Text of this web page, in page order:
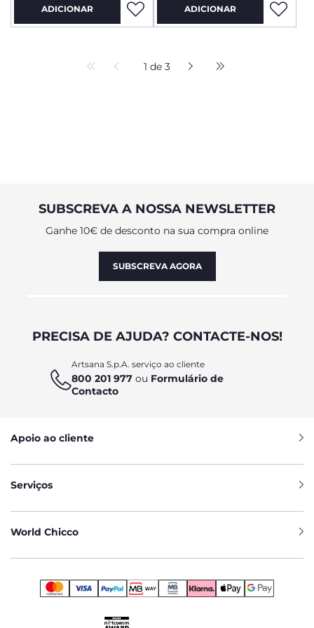
ADICIONAR ADICIONAR
1 de 3
SUBSCREVA A NOSSA NEWSLETTER
Ganhe 10€ de desconto na sua compra online
SUBSCREVA AGORA
PRECISA DE AJUDA? CONTACTE-NOS!
Artsana S.p.A. serviço ao cliente
800 201 977 ou Formulário de
Contacto
Apoio ao cliente
Serviços
World Chicco